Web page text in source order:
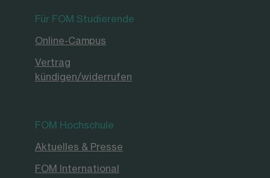
Für FOM Studierende
Online-Campus
Vertrag
kündigen/widerrufen
FOM Hochschule
Aktuelles & Presse
FOM International